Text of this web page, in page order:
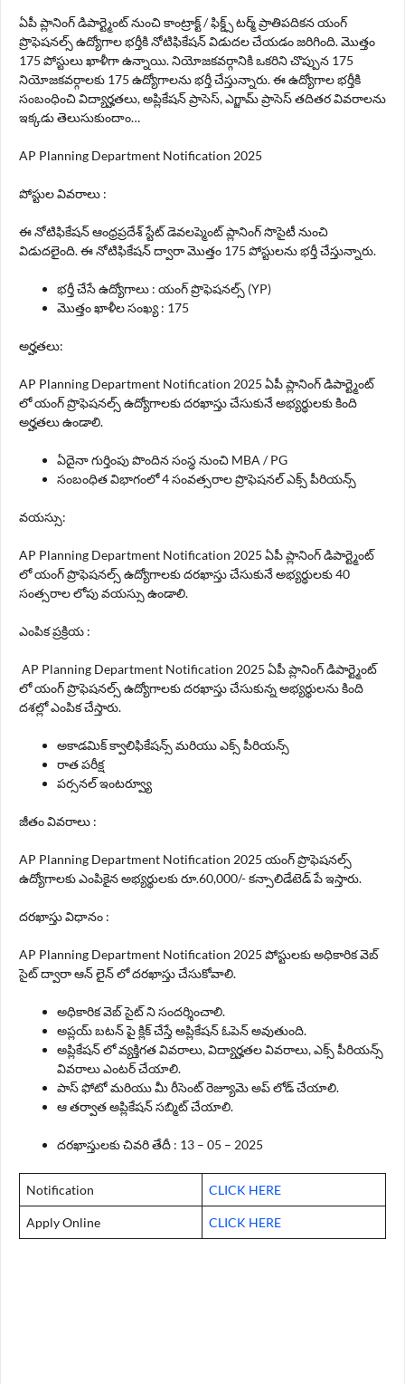
ఏపీ ప్లానింగ్ డిపార్ట్మెంట్ నుంచి కాంట్రాక్ట్ / ఫిక్డ్స్ టర్మ్ ప్రాతిపదికన యంగ్
ప్రొఫెషనల్స్ ఉద్యోగాల భర్తీకి నోటిఫికేషన్ విడుదల చేయడం జరిగింది. మొత్తం
175 పోస్టులు ఖాళీగా ఉన్నాయి. నియోజకవర్గానికి ఒకరిని చొప్పున 175
నియోజకవర్గాలకు 175 ఉద్యోగాలను భర్తీ చేస్తున్నారు. ఈ ఉద్యోగాల భర్తీకి
సంబంధించి విద్యార్హతలు, అప్లికేషన్ ప్రాసెస్, ఎగ్జామ్ ప్రాసెస్ తదితర వివరాలను
ఇక్కడు తెలుసుకుందాం…
AP Planning Department Notification 2025
పోస్టుల వివరాలు :
ఈ నోటిఫికేషన్ ఆంధ్రప్రదేశ్ స్టేట్ డెవలప్మెంట్ ప్లానింగ్ సొసైటీ నుంచి
విడుదలైంది. ఈ నోటిఫికేషన్ ద్వారా మొత్తం 175 పోస్టులను భర్తీ చేస్తున్నారు.
భర్తీ చేసే ఉద్యోగాలు : యంగ్ ప్రొఫెషనల్స్ (YP)
మొత్తం ఖాళీల సంఖ్య : 175
అర్హతలు:
AP Planning Department Notification 2025 ఏపీ ప్లానింగ్ డిపార్ట్మెంట్
లో యంగ్ ప్రొఫెషనల్స్ ఉద్యోగాలకు దరఖాస్తు చేసుకునే అభ్యర్థులకు కింది
అర్హతలు ఉండాలి.
ఏదైనా గుర్తింపు పొందిన సంస్థ నుంచి MBA / PG
సంబంధిత విభాగంలో 4 సంవత్సరాల ప్రొఫెషనల్ ఎక్స్ పీరియన్స్
వయస్సు:
AP Planning Department Notification 2025 ఏపీ ప్లానింగ్ డిపార్ట్మెంట్
లో యంగ్ ప్రొఫెషనల్స్ ఉద్యోగాలకు దరఖాస్తు చేసుకునే అభ్యర్థులకు 40
సంత్సరాల లోపు వయస్సు ఉండాలి.
ఎంపిక ప్రక్రియ :
AP Planning Department Notification 2025 ఏపీ ప్లానింగ్ డిపార్ట్మెంట్
లో యంగ్ ప్రొఫెషనల్స్ ఉద్యోగాలకు దరఖాస్తు చేసుకున్న అభ్యర్థులను కింది
దశల్లో ఎంపిక చేస్తారు.
అకాడమిక్ క్వాలిఫికేషన్స్ మరియు ఎక్స్ పీరియన్స్
రాత పరీక్ష
పర్సనల్ ఇంటర్వ్యూ
జీతం వివరాలు :
AP Planning Department Notification 2025 యంగ్ ప్రొఫెషనల్స్
ఉద్యోగాలకు ఎంపికైన అభ్యర్థులకు రూ.60,000/- కన్సాలిడేటెడ్ పే ఇస్తారు.
దరఖాస్తు విధానం :
AP Planning Department Notification 2025 పోస్టులకు అధికారిక వెబ్
సైట్ ద్వారా ఆన్ లైన్ లో దరఖాస్తు చేసుకోవాలి.
అధికారిక వెబ్ సైట్ ని సందర్శించాలి.
అప్లయ్ బటన్ పై క్లిక్ చేస్తే అప్లికేషన్ ఓపెన్ అవుతుంది.
అప్లికేషన్ లో వ్యక్తిగత వివరాలు, విద్యార్హతల వివరాలు, ఎక్స్ పీరియన్స్
వివరాలు ఎంటర్ చేయాలి.
పాస్ ఫోటో మరియు మీ రీసెంట్ రెజ్యూమె అప్ లోడ్ చేయాలి.
ఆ తర్వాత అప్లికేషన్ సబ్మిట్ చేయాలి.
దరఖాస్తులకు చివరి తేదీ : 13 – 05 – 2025
Notification CLICK HERE
Apply Online CLICK HERE